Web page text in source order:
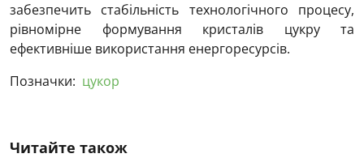
забезпечить стабільність технологічного процесу,
рівномірне формування кристалів цукру та
ефективніше використання енергоресурсів.
Позначки: цукор
Читайте також